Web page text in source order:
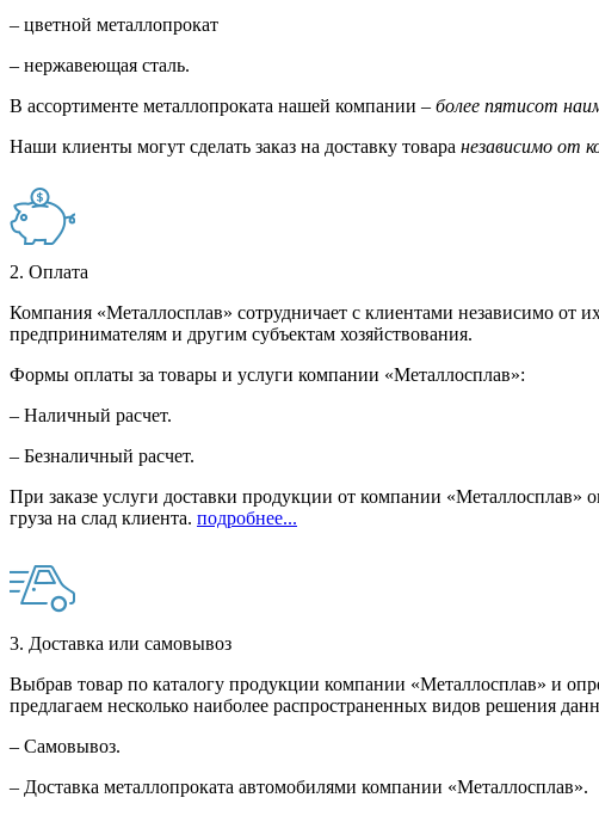
– цветной металлопрокат
– нержавеющая сталь.
В ассортименте металлопроката нашей компании – более пятисот
Наши клиенты могут сделать заказ на доставку товара независимо от
2. Оплата
Компания «Металлосплав» сотрудничает с клиентами независимо
предпринимателям и другим субъектам хозяйствования.
Формы оплаты за товары и услуги компании «Металлосплав»:
– Наличный расчет.
– Безналичный расчет.
При заказе услуги доставки продукции от компании
груза на слад клиента. подробнее...
3. Доставка или самовывоз
Выбрав товар по каталогу продукции компании «Металлосплав» и
предлагаем несколько наиболее распространенных видов решения
– Самовывоз.
– Доставка металлопроката автомобилями компании «Металлосплав».